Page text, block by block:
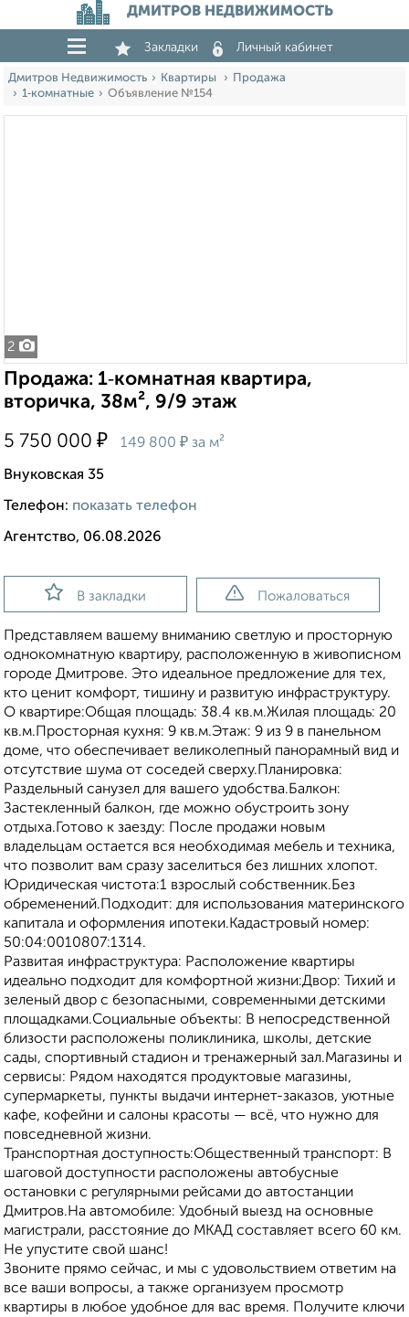
ДМИТРОВ НЕДВИЖИМОСТЬ
Закладки Личный кабинет
Дмитров Недвижимость Квартиры
Продажа
1‑комнатные
Объявление №154
2
Продажа: 1‑комнатная квартира,
вторичка, 38м², 9/9 этаж
5 750 000 ₽ 149 800 ₽ за м²
Внуковская 35
Телефон: показать телефон
Агентство, 06.08.2026
В закладки Пожаловаться
Представляем вашему вниманию светлую и просторную
однокомнатную квартиру, расположенную в живописном
городе Дмитрове. Это идеальное предложение для тех,
кто ценит комфорт, тишину и развитую инфраструктуру.
О квартире:Общая площадь: 38.4 кв.м.Жилая площадь: 20
кв.м.Просторная кухня: 9 кв.м.Этаж: 9 из 9 в панельном
доме, что обеспечивает великолепный панорамный вид и
отсутствие шума от соседей сверху.Планировка:
Раздельный санузел для вашего удобства.Балкон:
Застекленный балкон, где можно обустроить зону
отдыха.Готово к заезду: После продажи новым
владельцам остается вся необходимая мебель и техника,
что позволит вам сразу заселиться без лишних хлопот.
Юридическая чистота:1 взрослый собственник.Без
обременений.Подходит: для использования материнского
капитала и оформления ипотеки.Кадастровый номер:
50:04:0010807:1314.
Развитая инфраструктура: Расположение квартиры
идеально подходит для комфортной жизни:Двор: Тихий и
зеленый двор с безопасными, современными детскими
площадками.Социальные объекты: В непосредственной
близости расположены поликлиника, школы, детские
сады, спортивный стадион и тренажерный зал.Магазины и
сервисы: Рядом находятся продуктовые магазины,
супермаркеты, пункты выдачи интернет-заказов, уютные
кафе, кофейни и салоны красоты — всё, что нужно для
повседневной жизни.
Транспортная доступность:Общественный транспорт: В
шаговой доступности расположены автобусные
остановки с регулярными рейсами до автостанции
Дмитров.На автомобиле: Удобный выезд на основные
магистрали, расстояние до МКАД составляет всего 60 км.
Не упустите свой шанс!
Звоните прямо сейчас, и мы с удовольствием ответим на
все ваши вопросы, а также организуем просмотр
квартиры в любое удобное для вас время. Получите ключи